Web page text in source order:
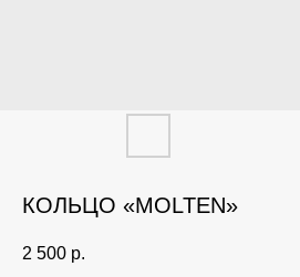
КОЛЬЦО «MOLTEN»
2 500 р.